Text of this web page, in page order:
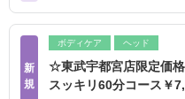
新
規
ボディケア ヘッド
☆東武宇都宮店限定価
スッキリ60分コース￥